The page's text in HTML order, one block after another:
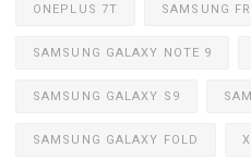
ONEPLUS 7T SAMSUNG
SAMSUNG GALAXY NOTE 9
SAMSUNG GALAXY S9
SAMSUNG GALAXY FOLD